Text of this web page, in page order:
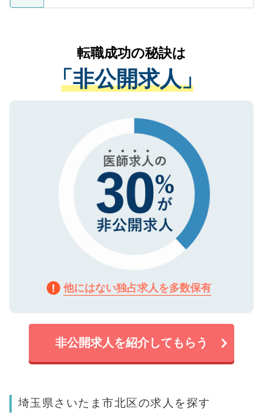
ているすべての個人データはご本人の許可
は、個人情報の取り扱いについての厳密な
管理基準を満たした事業者のみに付与され
る、プライバシーマークを取得済みです。
で、機密保持に関してもご安心ください。
かがいして、現在の医療機関の状況や紹介
経験をまじえながら、適切なアドバイスを
させていただきます。すぐにご転職をされ
ない方には、長期的なサポートが可能です
ので、まずはご登録ください。
転職成功の秘訣は
「非公開求人」
他にはない独占求人を多数保有
非公開求人を紹介してもらう
埼玉県さいたま市北区の求人を探す